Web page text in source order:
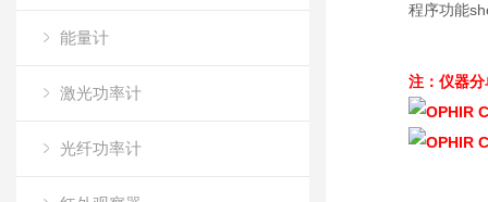
能量计
激光功率计
光纤功率计
程序功能
注：仪器